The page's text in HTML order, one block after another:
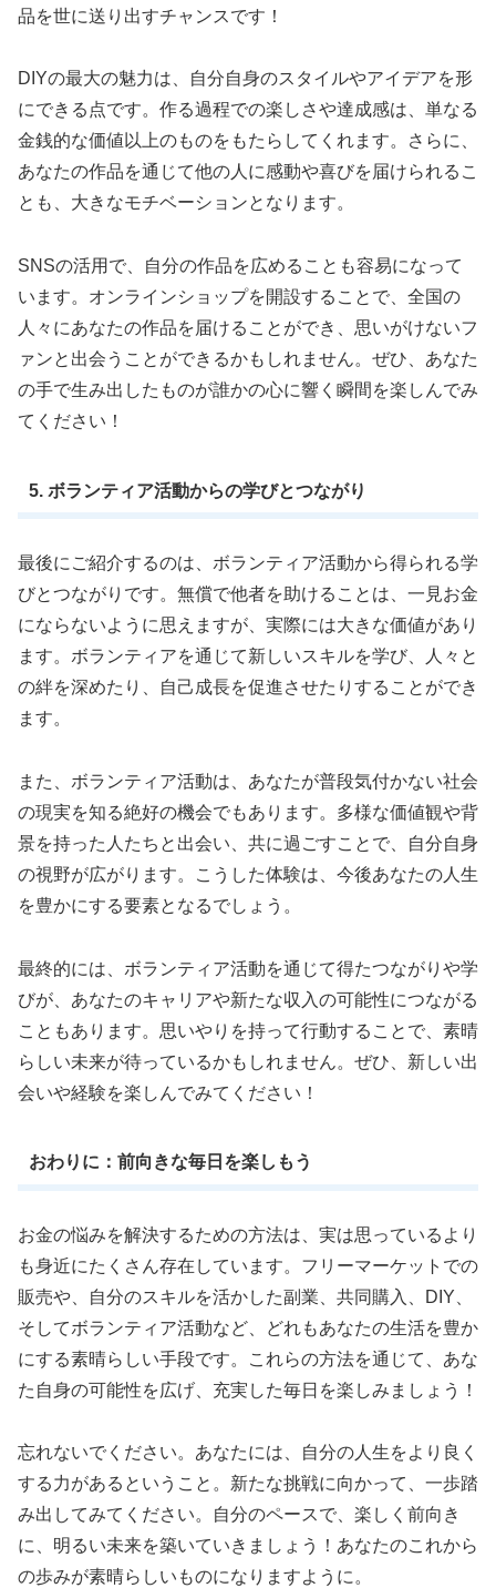
品を世に送り出すチャンスです！
DIYの最大の魅力は、自分自身のスタイルやアイデアを形
にできる点です。作る過程での楽しさや達成感は、単なる
金銭的な価値以上のものをもたらしてくれます。さらに、
あなたの作品を通じて他の人に感動や喜びを届けられるこ
とも、大きなモチベーションとなります。
SNSの活用で、自分の作品を広めることも容易になって
います。オンラインショップを開設することで、全国の
人々にあなたの作品を届けることができ、思いがけないフ
ァンと出会うことができるかもしれません。ぜひ、あなた
の手で生み出したものが誰かの心に響く瞬間を楽しんでみ
てください！
5. ボランティア活動からの学びとつながり
最後にご紹介するのは、ボランティア活動から得られる学
びとつながりです。無償で他者を助けることは、一見お金
にならないように思えますが、実際には大きな価値があり
ます。ボランティアを通じて新しいスキルを学び、人々と
の絆を深めたり、自己成長を促進させたりすることができ
ます。
また、ボランティア活動は、あなたが普段気付かない社会
の現実を知る絶好の機会でもあります。多様な価値観や背
景を持った人たちと出会い、共に過ごすことで、自分自身
の視野が広がります。こうした体験は、今後あなたの人生
を豊かにする要素となるでしょう。
最終的には、ボランティア活動を通じて得たつながりや学
びが、あなたのキャリアや新たな収入の可能性につながる
こともあります。思いやりを持って行動することで、素晴
らしい未来が待っているかもしれません。ぜひ、新しい出
会いや経験を楽しんでみてください！
おわりに：前向きな毎日を楽しもう
お金の悩みを解決するための方法は、実は思っているより
も身近にたくさん存在しています。フリーマーケットでの
販売や、自分のスキルを活かした副業、共同購入、DIY、
そしてボランティア活動など、どれもあなたの生活を豊か
にする素晴らしい手段です。これらの方法を通じて、あな
た自身の可能性を広げ、充実した毎日を楽しみましょう！
忘れないでください。あなたには、自分の人生をより良く
する力があるということ。新たな挑戦に向かって、一歩踏
み出してみてください。自分のペースで、楽しく前向き
に、明るい未来を築いていきましょう！あなたのこれから
の歩みが素晴らしいものになりますように。